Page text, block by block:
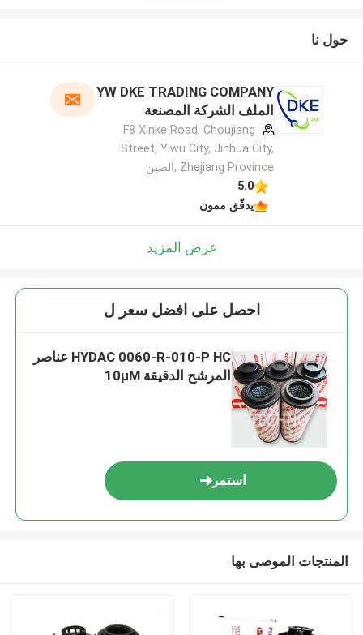
حول نا
YW DKE TRADING COMPANY
الملف الشركة المصنعة
F8 Xinke Road, Choujiang
Street, Yiwu City, Jinhua City,
Zhejiang Province ,الصين
5.0
يدقّق ممون
عرض المزيد
احصل على افضل سعر ل
HYDAC 0060-R-010-P HC عناصر
المرشح الدقيقة 10μM
استمر
المنتجات الموصى بها